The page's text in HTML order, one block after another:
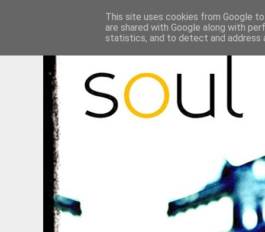
This site uses cookies from Google
are shared with Google along with
statistics, and to detect and address